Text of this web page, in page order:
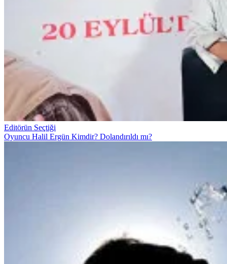
Editörün Seçtiği
Oyuncu Halil Ergün Kimdir? Dolandırıldı mı?